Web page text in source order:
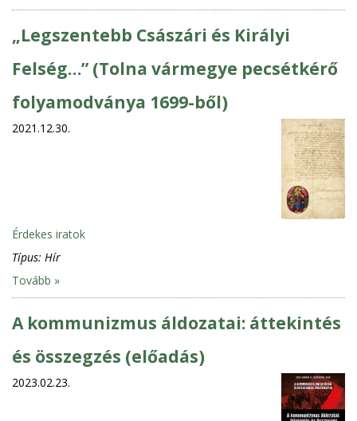
„Legszentebb Császári és Királyi
Felség…” (Tolna vármegye pecsétkérő
folyamodványa 1699-ből)
2021.12.30.
Érdekes iratok
Típus: Hír
Tovább »
A kommunizmus áldozatai: áttekintés
és összegzés (előadás)
2023.02.23.